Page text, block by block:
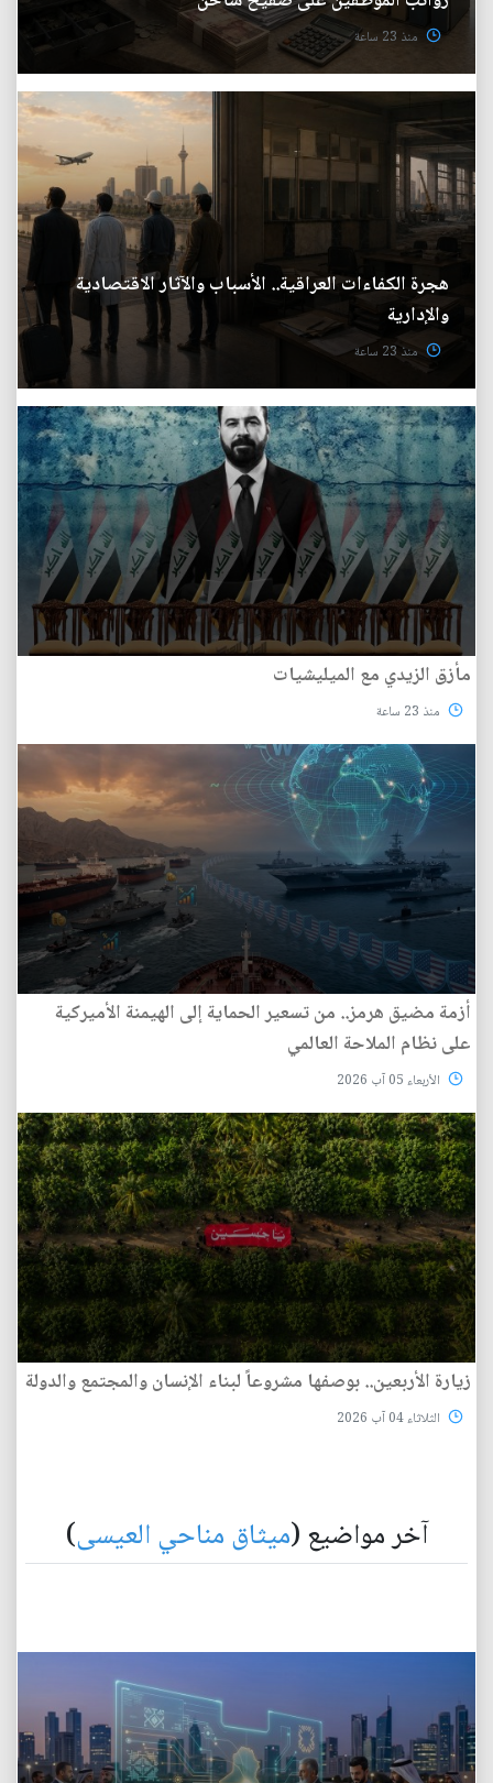
منذ 23 ساعة
هجرة الكفاءات العراقية.. الأسباب والآثار الاقتصادية
والإدارية
منذ 23 ساعة
مأزق الزيدي مع الميليشيات
منذ 23 ساعة
أزمة مضيق هرمز.. من تسعير الحماية إلى الهيمنة الأميركية
على نظام الملاحة العالمي
الأربعاء 05 آب 2026
زيارة الأربعين.. بوصفها مشروعاً لبناء الإنسان والمجتمع والدولة
الثلاثاء 04 آب 2026
آخر مواضيع (ميثاق مناحي العيسى)